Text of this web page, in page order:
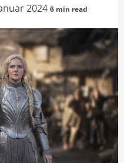
2024 6 min read